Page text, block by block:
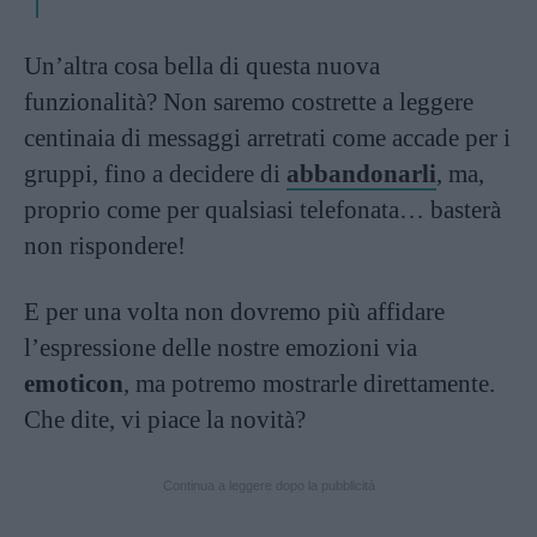
Un’altra cosa bella di questa nuova
funzionalità? Non saremo costrette a leggere
centinaia di messaggi arretrati come accade per i
gruppi, fino a decidere di abbandonarli, ma,
proprio come per qualsiasi telefonata… basterà
non rispondere!
E per una volta non dovremo più affidare
l’espressione delle nostre emozioni via
emoticon, ma potremo mostrarle direttamente.
Che dite, vi piace la novità?